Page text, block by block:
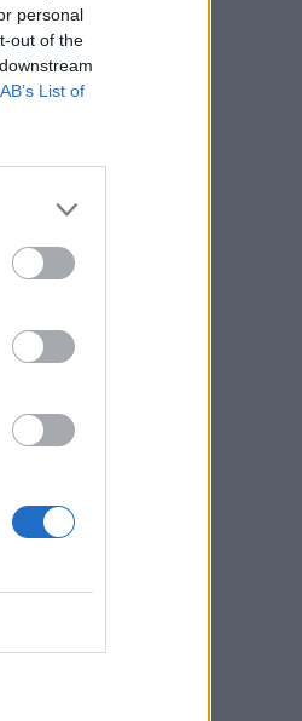
personal
out of the
List of